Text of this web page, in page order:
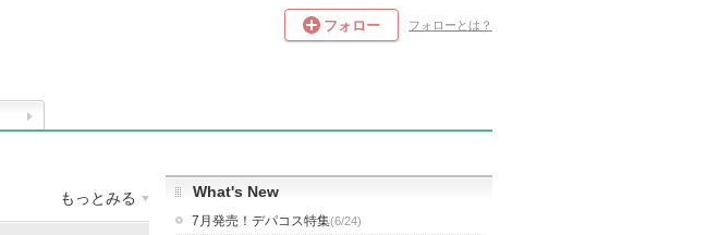
フォロー フォローとは？
もっとみる What's New
7月発売！デパコス特集(6/24)